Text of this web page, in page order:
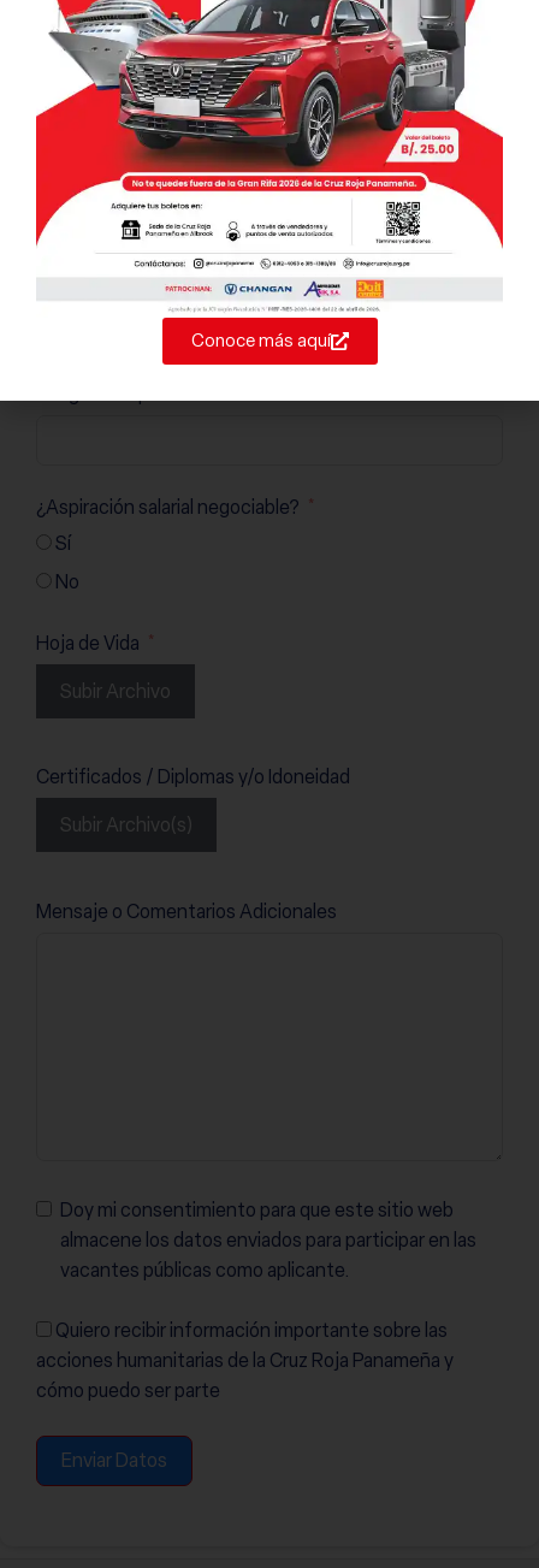
Funciones que ejerció
¿Aspiración salarial negociable?
Sí
No
Hoja de Vida
Subir Archivo
Certificados / Diplomas y/o Idoneidad
Subir Archivo(s)
Mensaje o Comentarios Adicionales
Doy mi consentimiento para que este sitio web
almacene los datos enviados para participar en las
vacantes públicas como aplicante.
Quiero recibir información importante sobre las
acciones humanitarias de la Cruz Roja Panameña y
cómo puedo ser parte
Enviar Datos
Conoce más aquí